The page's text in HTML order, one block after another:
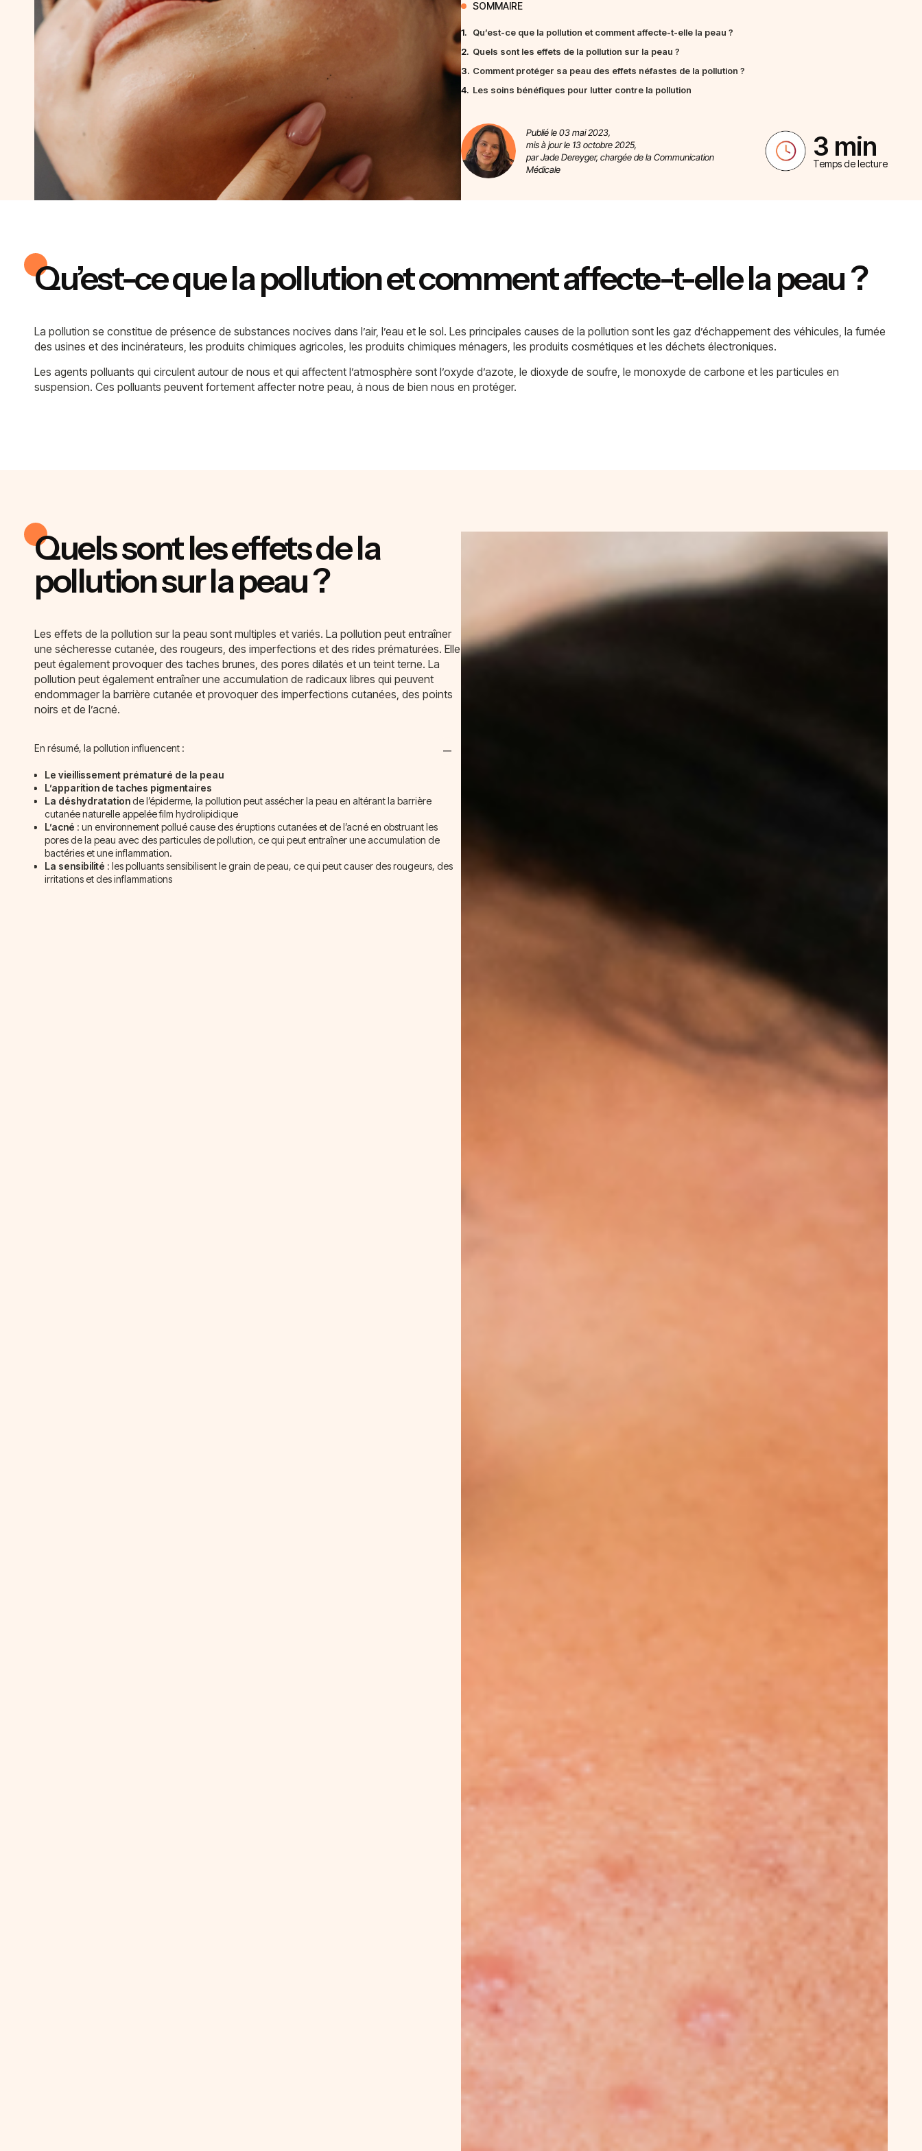
SOMMAIRE
1.
Qu’est-ce que la pollution et comment affecte-t-elle la peau ?
2. Quels sont les effets de la pollution sur la peau ?
3. Comment protéger sa peau des effets néfastes de la pollution ?
4. Les soins bénéfiques pour lutter contre la pollution
Publié le 03 mai 2023,
mis à jour le 13 octobre 2025,
par Jade Dereyger, chargée de la Communication
Médicale
3 min
Temps de lecture
Qu’est-ce que la pollution et comment affecte-t-elle la peau ?
La pollution se constitue de présence de substances nocives dans l’air, l’eau et le sol. Les principales causes de la pollution sont les gaz d’échappement des véhicules, la fumée
des usines et des incinérateurs, les produits chimiques agricoles, les produits chimiques ménagers, les produits cosmétiques et les déchets électroniques.
Les agents polluants qui circulent autour de nous et qui affectent l’atmosphère sont l’oxyde d’azote, le dioxyde de soufre, le monoxyde de carbone et les particules en
suspension. Ces polluants peuvent fortement affecter notre peau, à nous de bien nous en protéger.
Quels sont les effets de la
pollution sur la peau ?
Les effets de la pollution sur la peau sont multiples et variés. La pollution peut entraîner
une sécheresse cutanée, des rougeurs, des imperfections et des rides prématurées. Elle
peut également provoquer des taches brunes, des pores dilatés et un teint terne. La
pollution peut également entraîner une accumulation de radicaux libres qui peuvent
endommager la barrière cutanée et provoquer des imperfections cutanées, des points
noirs et de l’acné.
En résumé, la pollution influencent :
Le vieillissement prématuré de la peau
L’apparition de taches pigmentaires
La déshydratationde l’épiderme, la pollution peut assécher la peau en altérant la barrière
cutanée naturelle appelée film hydrolipidique
L’acné : un environnement pollué cause des éruptions cutanées et de l’acné en obstruant les
pores de la peau avec des particules de pollution, ce qui peut entraîner une accumulation de
bactéries et une inflammation.
La sensibilité : les polluants sensibilisent le grain de peau, ce qui peut causer des rougeurs, des
irritations et des inflammations